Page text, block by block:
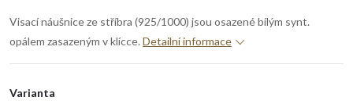
Visací náušnice ze stříbra (925/1000) jsou osazené bílým synt.
opálem zasazeným v klícce. Detailní informace
Varianta